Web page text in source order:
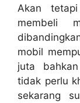
Akan
membeli
mobil
juta
tidak perlu
sekarang